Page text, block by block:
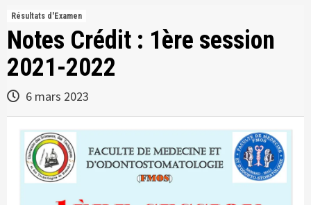
Résultats d'Examen
Notes Crédit : 1ère session
2021-2022
6 mars 2023